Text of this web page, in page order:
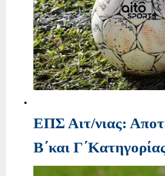
ΕΠΣ Αιτ/νιας:
Β΄και